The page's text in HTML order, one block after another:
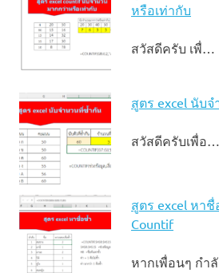
หรือเท่ากับ
สวัสดีครับ เพื่…
สูตร excel นับ
สวัสดีครับเพื่อ…
สูตร excel หา
Countif
หากเพื่อนๆ กำลั